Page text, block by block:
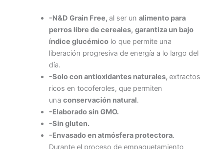
-N&D Grain Free, al ser un alimento para
perros libre de cereales, garantiza un bajo
índice glucémico lo que permite una
liberación progresiva de energía a lo largo del
día.
-Solo con antioxidantes naturales, extractos
ricos en tocoferoles, que permiten
una conservación natural.
-Elaborado sin GMO.
-Sin gluten.
-Envasado en atmósfera protectora.
Durante el proceso de empaquetamiento